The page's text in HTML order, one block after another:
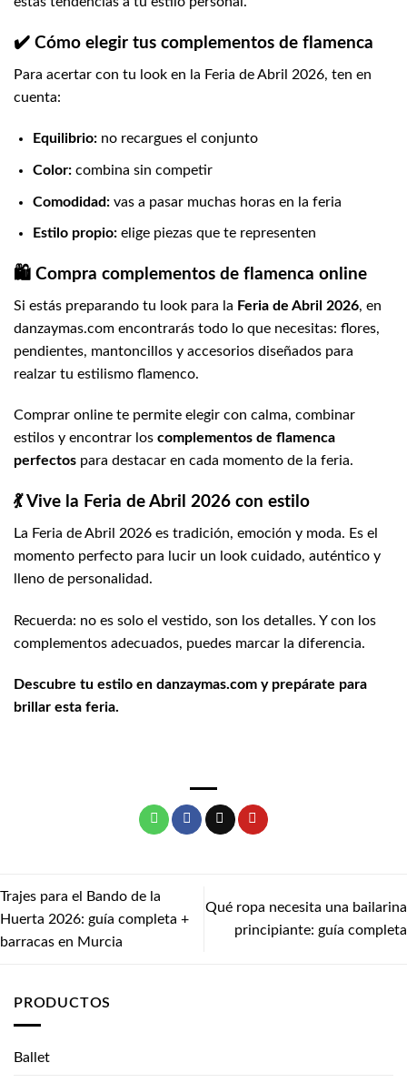
✔️ Cómo elegir tus complementos de flamenca
Para acertar con tu look en la Feria de Abril 2026, ten en
cuenta:
Equilibrio:no recargues el conjunto
Color:combina sin competir
Comodidad:vas a pasar muchas horas en la feria
Estilo propio:elige piezas que te representen
🛍️ Compra complementos de flamenca online
Si estás preparando tu look para la Feria de Abril 2026, en
danzaymas.com encontrarás todo lo que necesitas: flores,
pendientes, mantoncillos y accesorios diseñados para
realzar tu estilismo flamenco.
Comprar online te permite elegir con calma, combinar
estilos y encontrar los complementos de flamenca
perfectos para destacar en cada momento de la feria.
💃 Vive la Feria de Abril 2026 con estilo
La Feria de Abril 2026 es tradición, emoción y moda. Es el
momento perfecto para lucir un look cuidado, auténtico y
lleno de personalidad.
Recuerda: no es solo el vestido, son los detalles. Y con los
complementos adecuados, puedes marcar la diferencia.
Descubre tu estilo en danzaymas.com y prepárate para
brillar esta feria.
Trajes para el Bando de la
Huerta 2026: guía completa +
barracas en Murcia
Qué ropa necesita una bailarina
principiante: guía completa
PRODUCTOS
Ballet